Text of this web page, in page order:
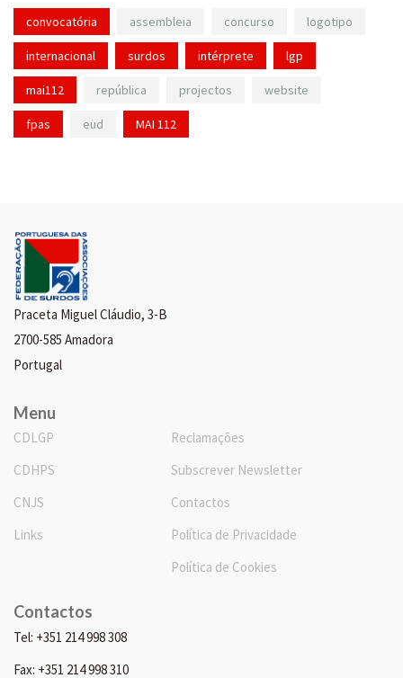
convocatória assembleia concurso logotipo
internacional surdos intérprete lgp
mai112 república projectos website
fpas eud MAI 112
Praceta Miguel Cláudio, 3-B
2700-585 Amadora
Portugal
Menu
CDLGP
CDHPS
CNJS
Links
Reclamações
Subscrever Newsletter
Contactos
Política de Privacidade
Política de Cookies
Contactos
Tel: +351 214 998 308
Fax: +351 214 998 310